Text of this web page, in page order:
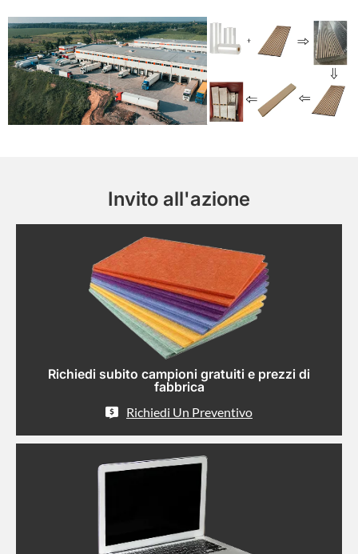
Invito all'azione
Richiedi subito campioni gratuiti e prezzi di
fabbrica
Richiedi Un Preventivo